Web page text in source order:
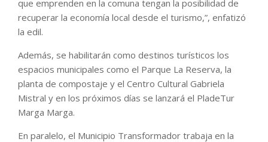
que emprenden en la comuna tengan la posibilidad de
recuperar la economía local desde el turismo,”, enfatizó
la edil.
Además, se habilitarán como destinos turísticos los
espacios municipales como el Parque La Reserva, la
planta de compostaje y el Centro Cultural Gabriela
Mistral y en los próximos días se lanzará el PladeTur
Marga Marga.
En paralelo, el Municipio Transformador trabaja en la